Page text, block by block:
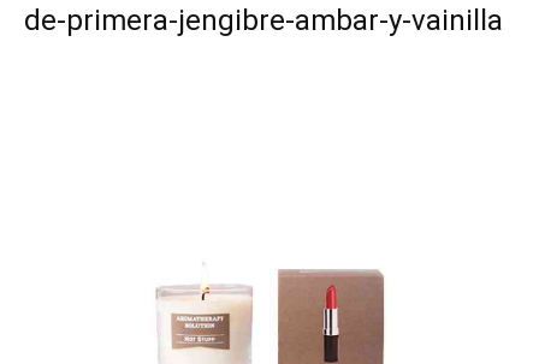
de-primera-jengibre-ambar-y-vainilla